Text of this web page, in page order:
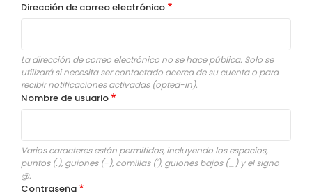
Dirección de correo electrónico
La dirección de correo electrónico no se hace pública. Solo se
utilizará si necesita ser contactado acerca de su cuenta o para
recibir notificaciones activadas (opted-in).
Nombre de usuario
Varios caracteres están permitidos, incluyendo los espacios,
puntos (.), guiones (-), comillas ('), guiones bajos (_) y el signo
@.
Contraseña